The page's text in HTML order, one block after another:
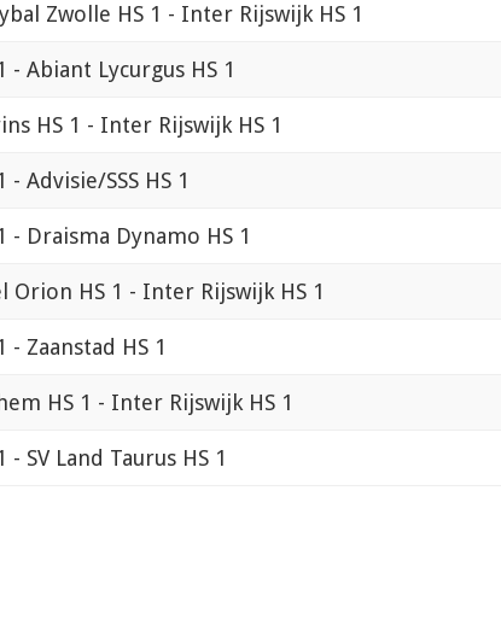
Zwolle HS 1 - Inter Rijswijk HS 1
- Abiant Lycurgus HS 1
HS 1 - Inter Rijswijk HS 1
Advisie/SSS HS 1
- Draisma Dynamo HS 1
Orion HS 1 - Inter Rijswijk HS 1
Zaanstad HS 1
HS 1 - Inter Rijswijk HS 1
SV Land Taurus HS 1